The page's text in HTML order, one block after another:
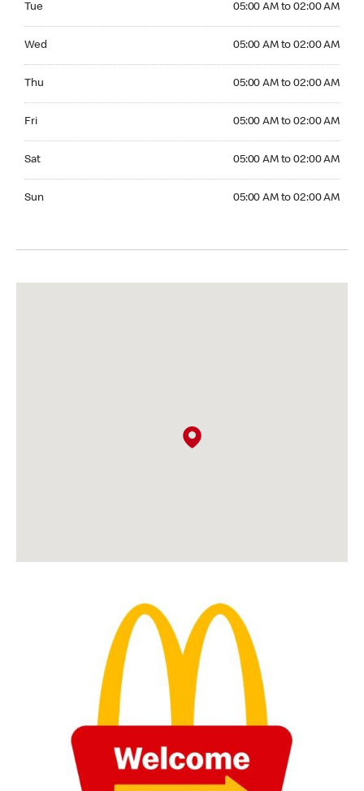
Tue 05:00 AM to 02:00 AM
Wed 05:00 AM to 02:00 AM
Thu 05:00 AM to 02:00 AM
Fri 05:00 AM to 02:00 AM
Sat 05:00 AM to 02:00 AM
Sun 05:00 AM to 02:00 AM